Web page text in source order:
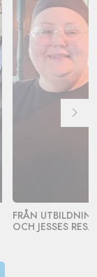
FRÅN
OCH JESSES RESA.